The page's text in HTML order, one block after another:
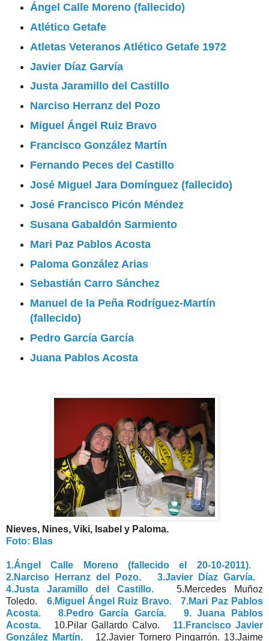
Ángel Calle Moreno (fallecido)
Atlético Getafe
Atletas Veteranos Atlético Getafe 1972
Javier Díaz Garvía
Justa Jaramillo del Castillo
Narciso Herranz del Pozo
Miguel Ángel Ruiz Bravo
Francisco González Martín
Fernando Peces del Castillo
José Miguel Jara Domínguez (fallecido)
José Francisco Picón Méndez
Susana Gabaldón Sarmiento
Mari Paz Pablos Acosta
Paloma González Arias
Sebastián Carro Sánchez
Manuel de la Peña Rodríguez-Martín
(fallecido)
Pedro García García
Juana Pablos Acosta
Nieves, Nines, Viki, Isabel y Paloma.
Foto: Blas
1.Ángel Calle Moreno (fallecido el 20-10-2011).
2.Narciso Herranz del Pozo.
3.Javier Díaz Garvía.
4.Justa Jaramillo del Castillo. 5.Mercedes Muñoz
Toledo. 6.Miguel Ángel Ruiz Bravo.
7.Mari Paz Pablos
Acosta.
8.Pedro García García.
9. Juana Pablos
Acosta. 10.Pilar Gallardo Calvo. 11.Francisco Javier
González Martín. 12.Javier Tornero Pingarrón. 13.Jaime